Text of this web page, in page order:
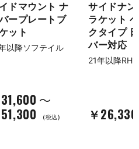
ドマウント ナ
ープレートブ
ット
以降ソフテイル
～
(税込)
サイドナ
ラケット
クタイプ
バー対応
21年以降
￥